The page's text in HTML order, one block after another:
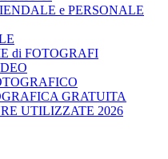
e PERSONALE
di FOTOGRAFI
GRATUITA
UTILIZZATE 2026